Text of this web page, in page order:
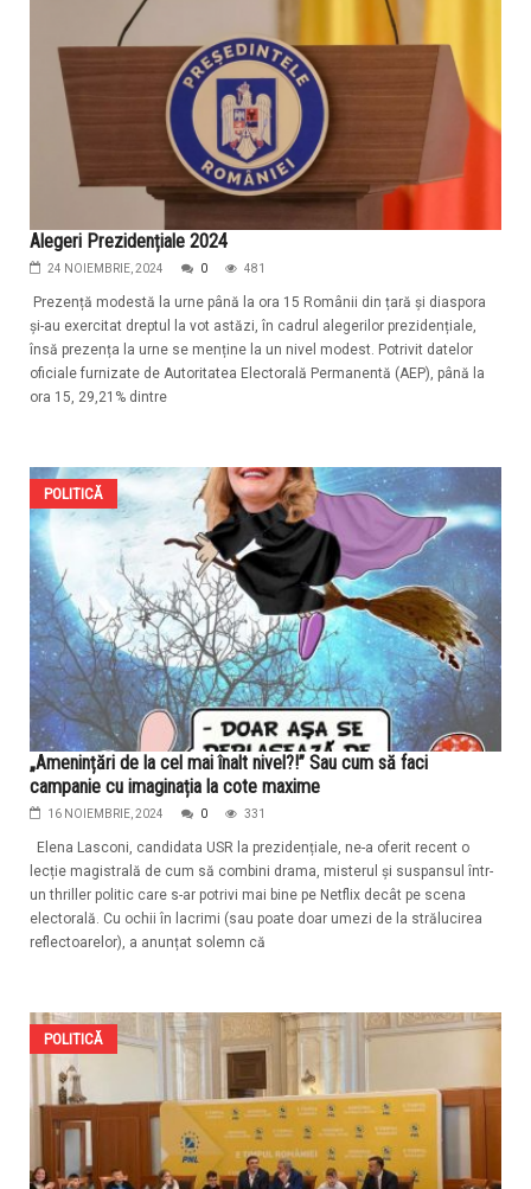
Alegeri Prezidențiale 2024
24 NOIEMBRIE, 2024 0 481
Prezență modestă la urne până la ora 15 Românii din țară și diaspora
și-au exercitat dreptul la vot astăzi, în cadrul alegerilor prezidențiale,
însă prezența la urne se menține la un nivel modest. Potrivit datelor
oficiale furnizate de Autoritatea Electorală Permanentă (AEP), până la
ora 15, 29,21% dintre
POLITICĂ
„Amenințări de la cel mai înalt nivel?!” Sau cum să faci
campanie cu imaginația la cote maxime
16 NOIEMBRIE, 2024 0 331
Elena Lasconi, candidata USR la prezidențiale, ne-a oferit recent o
lecție magistrală de cum să combini drama, misterul și suspansul într-
un thriller politic care s-ar potrivi mai bine pe Netflix decât pe scena
electorală. Cu ochii în lacrimi (sau poate doar umezi de la strălucirea
reflectoarelor), a anunțat solemn că
POLITICĂ